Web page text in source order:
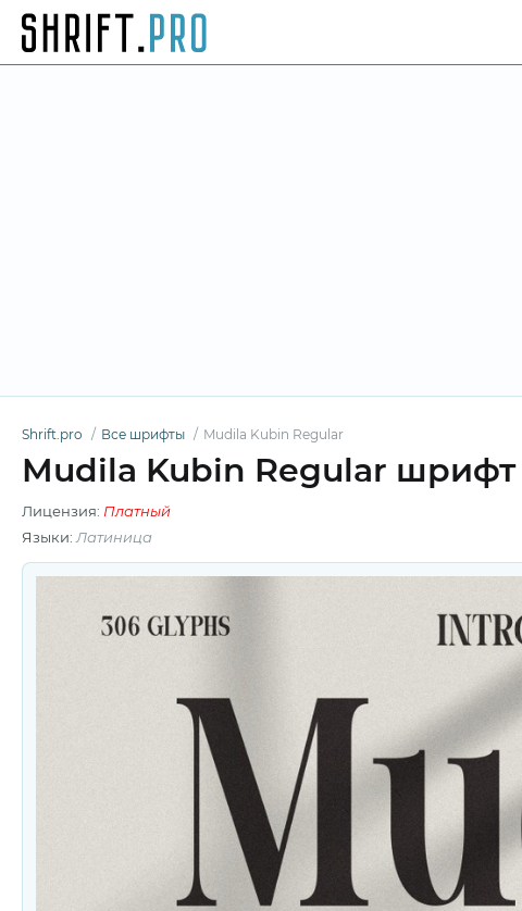
Shrift.pro Все шрифты Mudila Kubin Regular
Mudila Kubin Regular шрифт
Лицензия: Платный
Языки: Латиница